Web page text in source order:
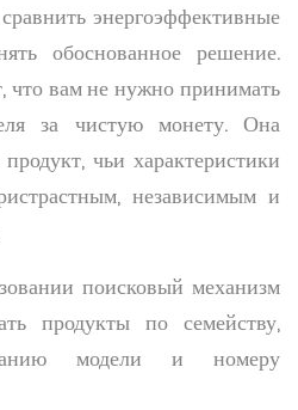
энергоэффективные
обоснованное решение.
что вам не нужно принимать
за чистую монету. Она
чьи характеристики
независимым и
поисковый механизм
продукты по семейству,
модели и номеру